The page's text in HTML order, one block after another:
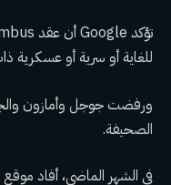
للغاية أو سرية أو عسكرية
ورفضت جوجل وأمازون
الصحيفة.
في الشهر الماضي، أفاد